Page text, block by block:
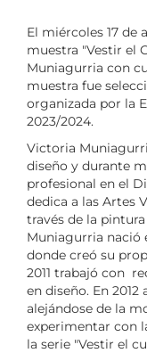
El miércoles 17 de
muestra "Vestir el
Muniagurria con
muestra fue
organizada por la
2023/2024.
Victoria
diseño y durante
profesional en el
dedica a las Artes
través de la
Muniagurria nació
donde creó su
2011 trabajó con
en diseño. En
alejándose de la
experimentar con
la serie "Vestir el